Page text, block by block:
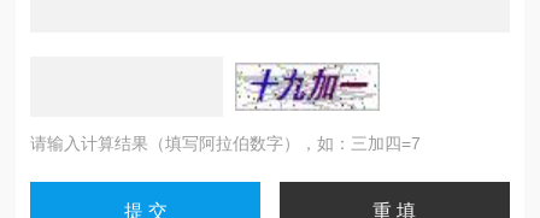
请输入计算结果（填写阿拉伯数字），如：三加四=7